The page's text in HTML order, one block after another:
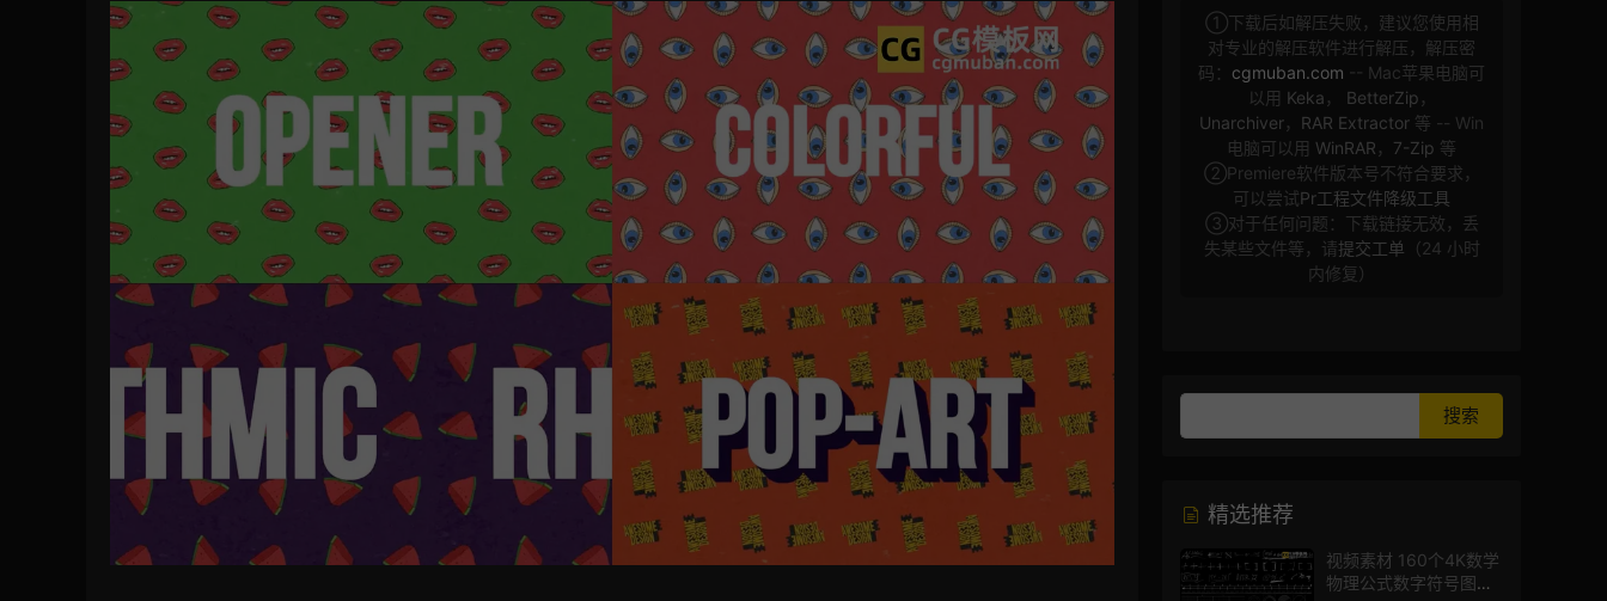
①下载后如解压失败，建议您使用相
对专业的解压软件进行解压，解压密
码： cgmuban.com -- Mac苹果电脑可
以用 Keka ， BetterZip ，
Unarchiver， RAR Extractor 等 -- Win
电脑可以用 WinRAR ， 7-Zip 等
②Premiere软件版本号不符合要求，
可以尝试Pr工程文件降级工具
③对于任何问题：下载链接无效，丢
失某些文件等，请提交工单 （24 小时
内修复）
精选推荐
视频素材 160个4K数学
物理公式数字符号图标